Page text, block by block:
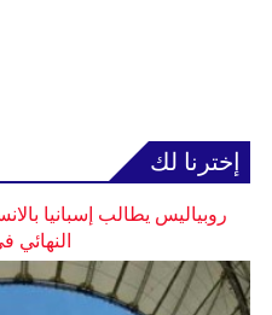
إخترنا لك
روبياليس يطالب إسبانيا